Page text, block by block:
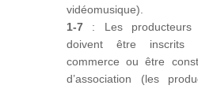
vidéomusique).
1-7 : Les producteurs
doivent être inscrits
commerce ou être
d’association (les